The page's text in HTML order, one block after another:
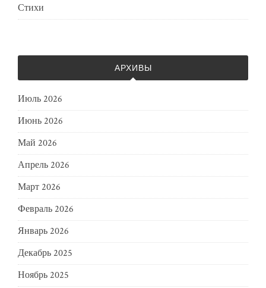
Стихи
АРХИВЫ
Июль 2026
Июнь 2026
Май 2026
Апрель 2026
Март 2026
Февраль 2026
Январь 2026
Декабрь 2025
Ноябрь 2025